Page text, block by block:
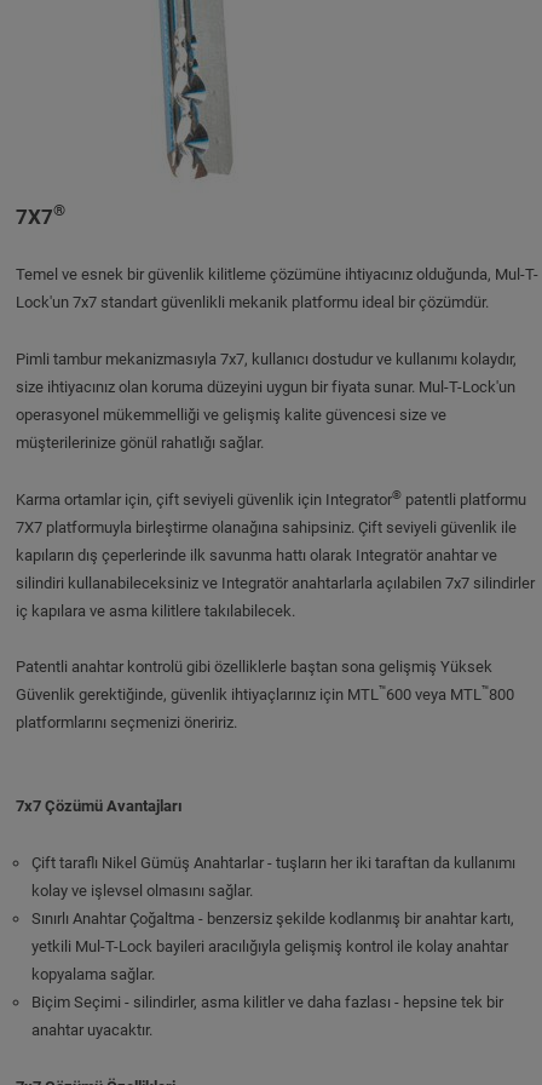
7X7®
Temel ve esnek bir güvenlik kilitleme çözümüne ihtiyacınız olduğunda, Mul-T-
Lock'un 7x7 standart güvenlikli mekanik platformu ideal bir çözümdür.
Pimli tambur mekanizmasıyla 7x7, kullanıcı dostudur ve kullanımı kolaydır,
size ihtiyacınız olan koruma düzeyini uygun bir fiyata sunar. Mul-T-Lock'un
operasyonel mükemmelliği ve gelişmiş kalite güvencesi size ve
müşterilerinize gönül rahatlığı sağlar.
Karma ortamlar için, çift seviyeli güvenlik için Integrator®patentli platformu
7X7 platformuyla birleştirme olanağına sahipsiniz. Çift seviyeli güvenlik ile
kapıların dış çeperlerinde ilk savunma hattı olarak Integratör anahtar ve
silindiri kullanabileceksiniz ve Integratör anahtarlarla açılabilen 7x7 silindirler
iç kapılara ve asma kilitlere takılabilecek.
Patentli anahtar kontrolü gibi özelliklerle baştan sona gelişmiş Yüksek
Güvenlik gerektiğinde, güvenlik ihtiyaçlarınız için MTL ™600 veya MTL ™800
platformlarını seçmenizi öneririz.
7x7 Çözümü Avantajları
Çift taraflı Nikel Gümüş Anahtarlar - tuşların her iki taraftan da kullanımı
kolay ve işlevsel olmasını sağlar.
Sınırlı Anahtar Çoğaltma - benzersiz şekilde kodlanmış bir anahtar kartı,
yetkili Mul-T-Lock bayileri aracılığıyla gelişmiş kontrol ile kolay anahtar
kopyalama sağlar.
Biçim Seçimi - silindirler, asma kilitler ve daha fazlası - hepsine tek bir
anahtar uyacaktır.